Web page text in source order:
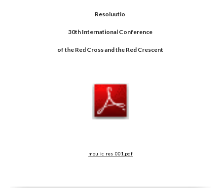
Resoluutio
30th International Conference
of the Red Cross and the Red Crescent
mou_ic_res_001.pdf